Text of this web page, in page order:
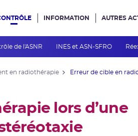
de l'ASNR INES et ASN-SFRO
INFORMATION AUTRES
en radiothérapie Erreur de cible en
lors d’une